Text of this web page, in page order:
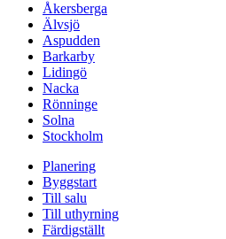
Åkersberga
Älvsjö
Aspudden
Barkarby
Lidingö
Nacka
Rönninge
Solna
Stockholm
Planering
Byggstart
Till salu
Till uthyrning
Färdigställt